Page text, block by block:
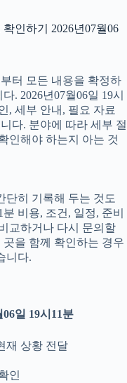
인하기 2026년07월06
터 모든 내용을 확정하
. 2026년07월06일 19시
, 세부 안내, 필요 자료
다. 분야에 따라 세부 절
인해야 하는지 아는 것
단히 기록해 두는 것도
비용, 조건, 일정, 준비
교하거나 다시 문의할
을 함께 확인하는 경우
니다.
일 19시11분
재 상황 전달
인